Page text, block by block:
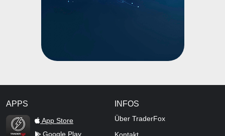
APPS
TraderFox Flash
App Store
Google Play
INFOS
Über TraderFox